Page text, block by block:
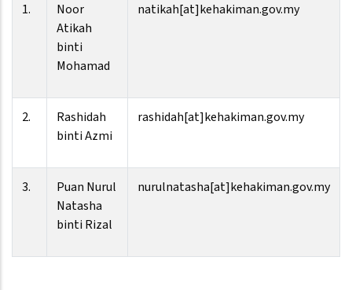
1.
Noor
Atikah
binti
Mohamad
natikah[at]kehakiman.gov.my
2.
Rashidah
binti Azmi
rashidah[at]kehakiman.gov.my
3.
Puan Nurul
Natasha
binti Rizal
nurulnatasha[at]kehakiman.gov.my